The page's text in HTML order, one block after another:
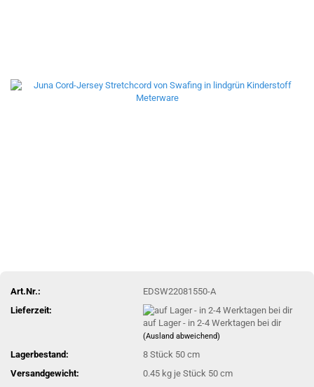
Art.Nr.:
EDSW22081550-A
Lieferzeit:
auf Lager - in 2-4 Werktagen bei dir
(Ausland abweichend)
Lagerbestand: 8Stück 50 cm
Versandgewicht:
0.45 kg je Stück 50 cm